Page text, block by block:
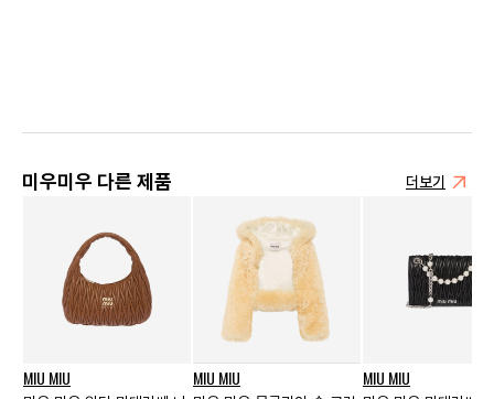
미우미우 다른 제품 더보기
MIU MIU MIU MIU MIU MIU